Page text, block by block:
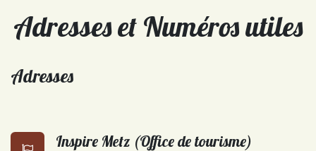
Adresses et Numéros utiles
Adresses
Inspire Metz (Office de tourisme)